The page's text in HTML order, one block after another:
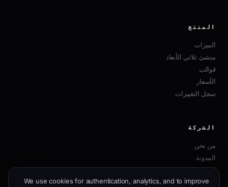
المنتج
الميزات
منشئ ثلاثي الأبعاد
قوالب
الأسعار
سجل التغييرات
الشركة
من نحن
المدونة
البرنامج التابع
اتصل بنا
We use cookies for authentication, analytics, and to improve